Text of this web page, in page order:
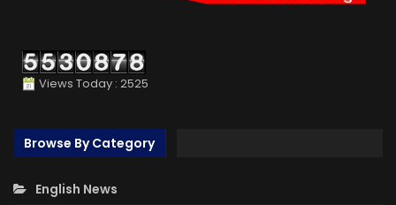
Views Today : 2525
Browse By Category
English News